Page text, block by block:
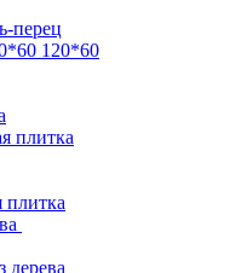
перец
120*60
плитка
плитка
дерева